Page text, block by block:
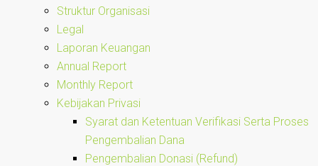
Struktur Organisasi
Legal
Laporan Keuangan
Annual Report
Monthly Report
Kebijakan Privasi
Syarat dan Ketentuan Verifikasi Serta Proses
Pengembalian Dana
Pengembalian Donasi (Refund)